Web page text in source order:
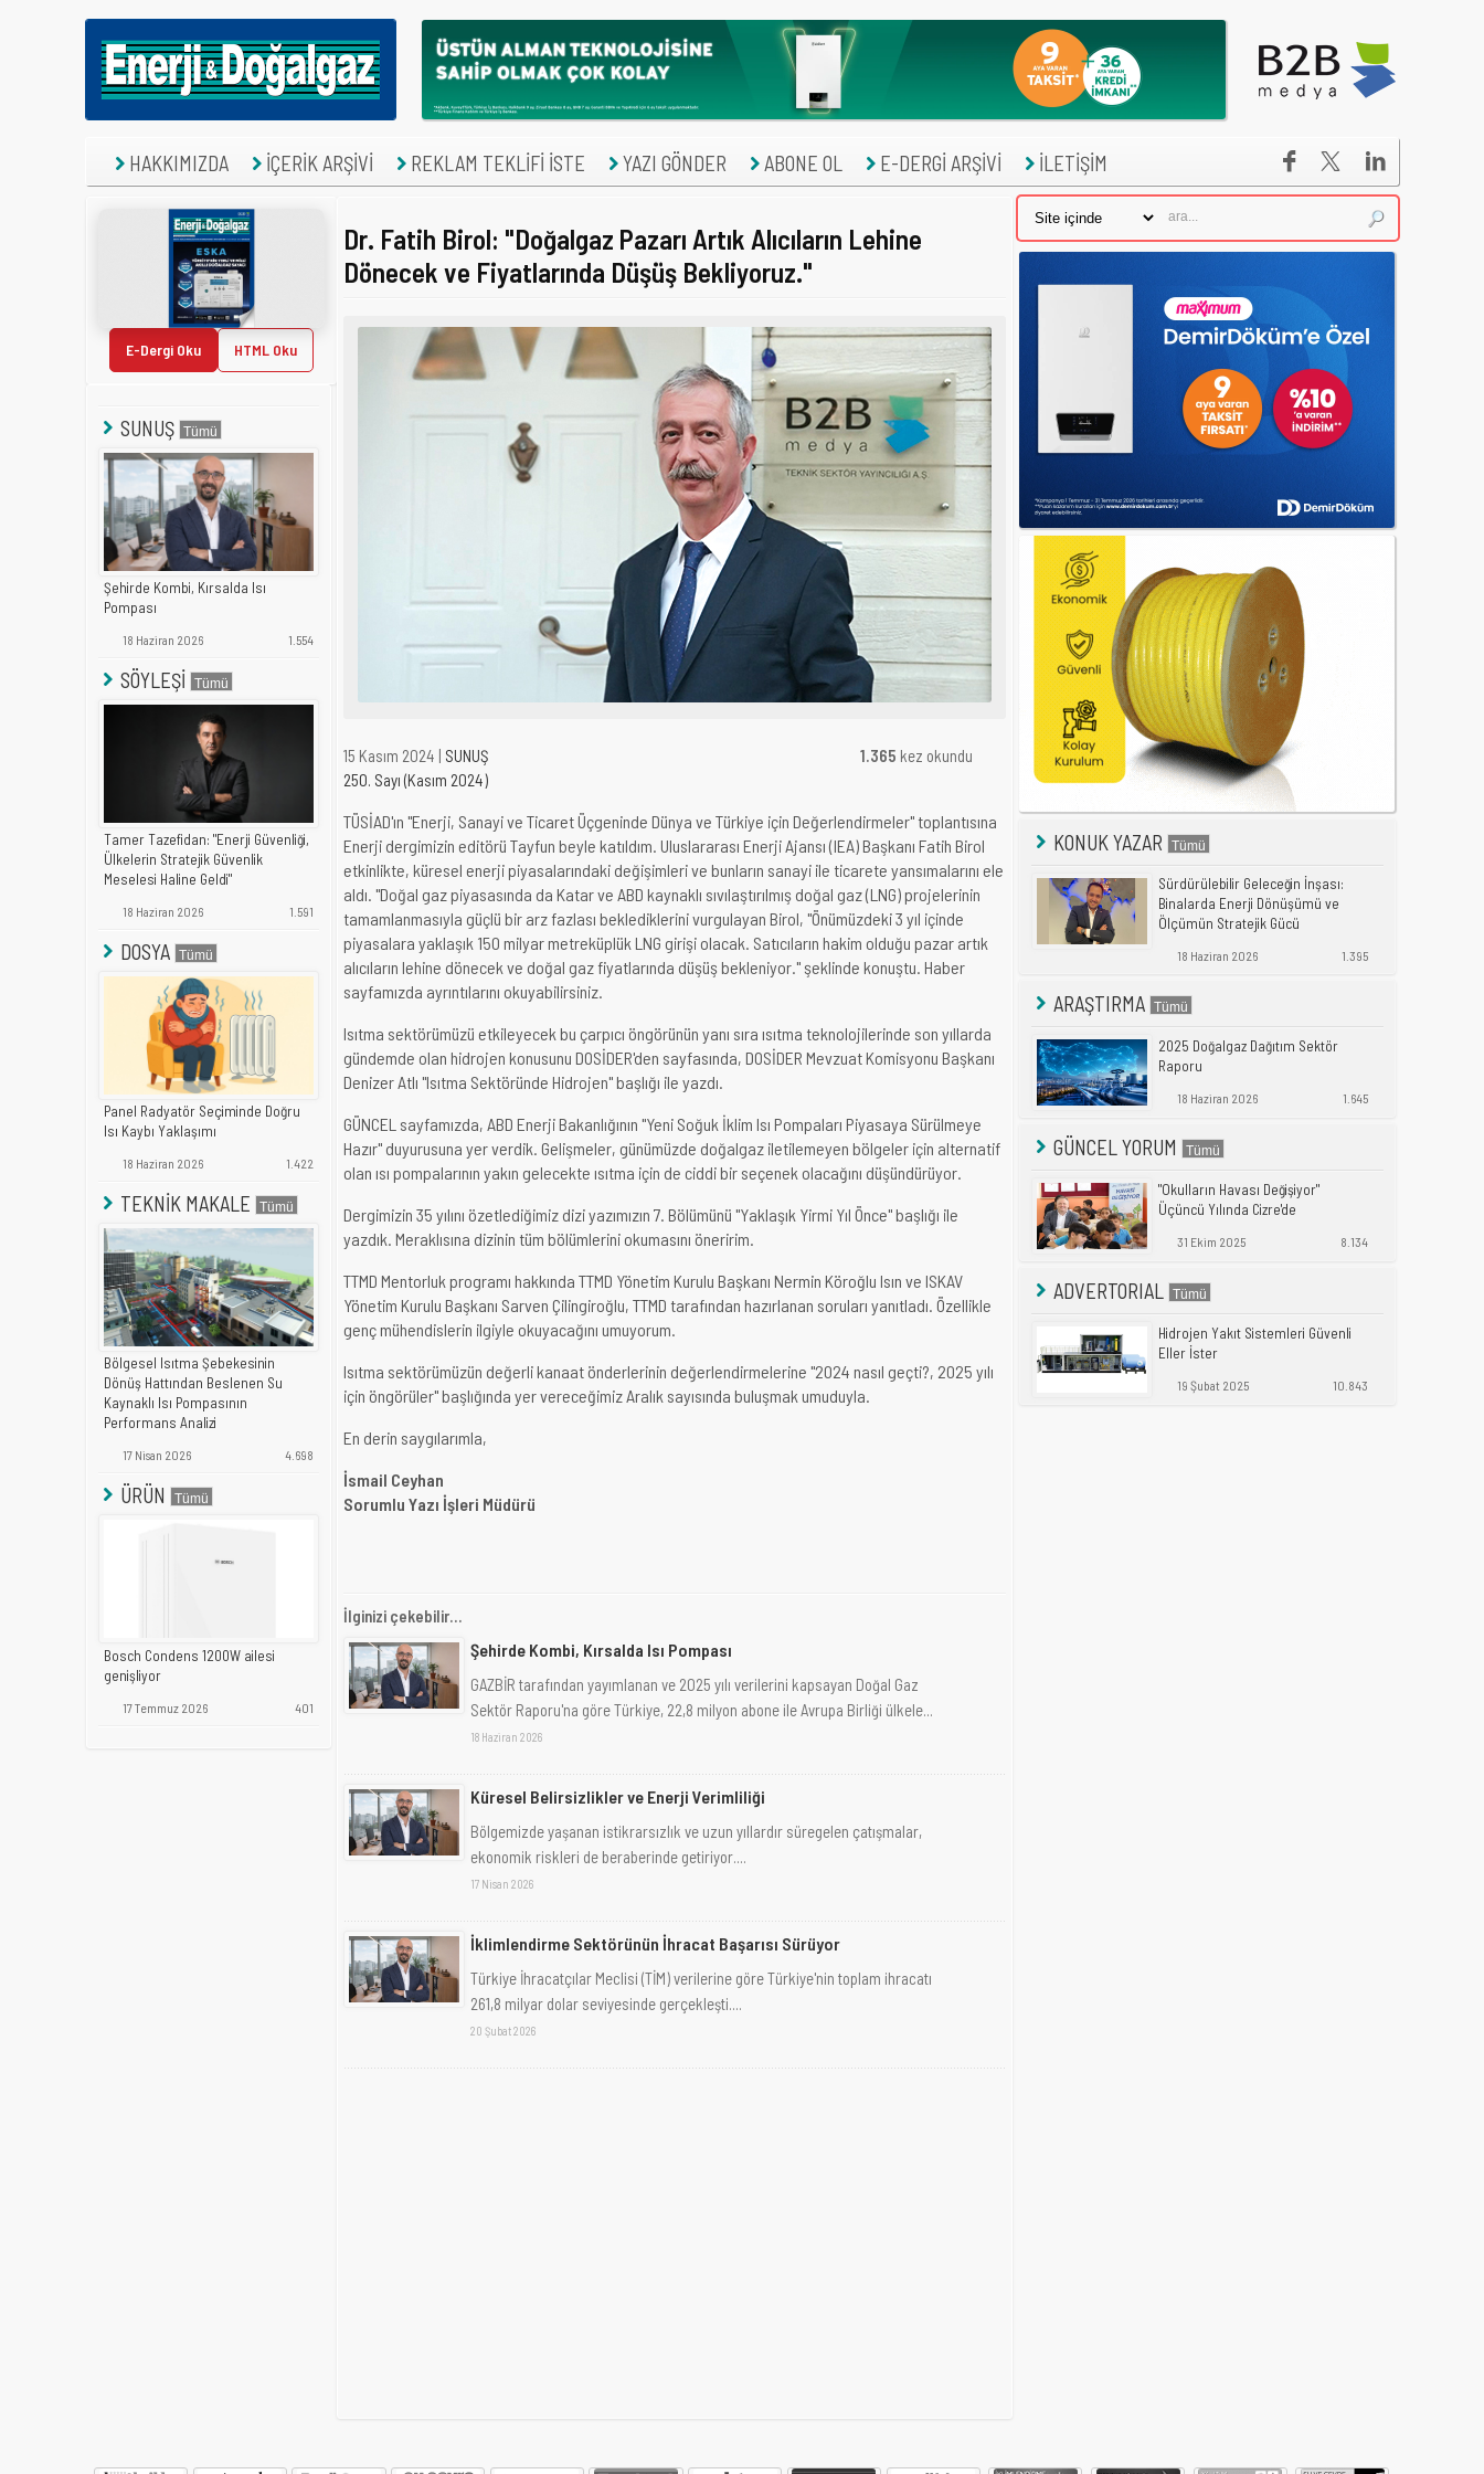
HAKKIMIZDA İÇERİK ARŞİVİ REKLAM TEKLİFİ İSTE YAZI GÖNDER ABONE OL E-DERGİ ARŞİVİ İLETİŞİM 

E-Dergi Oku HTML Oku
SUNUŞ
Şehirde Kombi, Kırsalda Isı
Pompası
18 Haziran 2026 1.554
SÖYLEŞİ
Tamer Tazefidan: "Enerji Güvenliği,
Ülkelerin Stratejik Güvenlik
Meselesi Haline Geldi"
18 Haziran 2026 1.591
DOSYA
Panel Radyatör Seçiminde Doğru
Isı Kaybı Yaklaşımı
18 Haziran 2026 1.422
TEKNİK MAKALE
Bölgesel Isıtma Şebekesinin
Dönüş Hattından Beslenen Su
Kaynaklı Isı Pompasının
Performans Analizi
17 Nisan 2026 4.698
ÜRÜN
Bosch Condens 1200W ailesi
genişliyor
17 Temmuz 2026 401
Dr. Fatih Birol: "Doğalgaz Pazarı Artık Alıcıların Lehine
Dönecek ve Fiyatlarında Düşüş Bekliyoruz."
15 Kasım 2024 | SUNUŞ
250. Sayı (Kasım 2024)
1.365 kez okundu
TÜSİAD'ın "Enerji, Sanayi ve Ticaret Üçgeninde Dünya ve Türkiye için Değerlendirmeler" toplantısına
Enerji dergimizin editörü Tayfun beyle katıldım. Uluslararası Enerji Ajansı (IEA) Başkanı Fatih Birol
etkinlikte, küresel enerji piyasalarındaki değişimleri ve bunların sanayi ile ticarete yansımalarını ele
aldı. "Doğal gaz piyasasında da Katar ve ABD kaynaklı sıvılaştırılmış doğal gaz (LNG) projelerinin
tamamlanmasıyla güçlü bir arz fazlası beklediklerini vurgulayan Birol, "Önümüzdeki 3 yıl içinde
piyasalara yaklaşık 150 milyar metreküplük LNG girişi olacak. Satıcıların hakim olduğu pazar artık
alıcıların lehine dönecek ve doğal gaz fiyatlarında düşüş bekleniyor." şeklinde konuştu. Haber
sayfamızda ayrıntılarını okuyabilirsiniz.
Isıtma sektörümüzü etkileyecek bu çarpıcı öngörünün yanı sıra ısıtma teknolojilerinde son yıllarda
gündemde olan hidrojen konusunu DOSİDER'den sayfasında, DOSİDER Mevzuat Komisyonu Başkanı
Denizer Atlı "Isıtma Sektöründe Hidrojen" başlığı ile yazdı.
GÜNCEL sayfamızda, ABD Enerji Bakanlığının "Yeni Soğuk İklim Isı Pompaları Piyasaya Sürülmeye
Hazır" duyurusuna yer verdik. Gelişmeler, günümüzde doğalgaz iletilemeyen bölgeler için alternatif
olan ısı pompalarının yakın gelecekte ısıtma için de ciddi bir seçenek olacağını düşündürüyor.
Dergimizin 35 yılını özetlediğimiz dizi yazımızın 7. Bölümünü "Yaklaşık Yirmi Yıl Önce" başlığı ile
yazdık. Meraklısına dizinin tüm bölümlerini okumasını öneririm.
TTMD Mentorluk programı hakkında TTMD Yönetim Kurulu Başkanı Nermin Köroğlu Isın ve ISKAV
Yönetim Kurulu Başkanı Sarven Çilingiroğlu, TTMD tarafından hazırlanan soruları yanıtladı. Özellikle
genç mühendislerin ilgiyle okuyacağını umuyorum.
Isıtma sektörümüzün değerli kanaat önderlerinin değerlendirmelerine "2024 nasıl geçti?, 2025 yılı
için öngörüler" başlığında yer vereceğimiz Aralık sayısında buluşmak umuduyla.
En derin saygılarımla,
İsmail Ceyhan
Sorumlu Yazı İşleri Müdürü
İlginizi çekebilir...
Şehirde Kombi, Kırsalda Isı Pompası
GAZBİR tarafından yayımlanan ve 2025 yılı verilerini kapsayan Doğal Gaz
Sektör Raporu'na göre Türkiye, 22,8 milyon abone ile Avrupa Birliği ülkele...
18 Haziran 2026
Küresel Belirsizlikler ve Enerji Verimliliği
Bölgemizde yaşanan istikrarsızlık ve uzun yıllardır süregelen çatışmalar,
ekonomik riskleri de beraberinde getiriyor....
17 Nisan 2026
İklimlendirme Sektörünün İhracat Başarısı Sürüyor
Türkiye İhracatçılar Meclisi (TİM) verilerine göre Türkiye'nin toplam ihracatı
261,8 milyar dolar seviyesinde gerçekleşti....
20 Şubat 2026
KONUK YAZAR
Sürdürülebilir Geleceğin İnşası:
Binalarda Enerji Dönüşümü ve
Ölçümün Stratejik Gücü
18 Haziran 2026 1.395
ARAŞTIRMA
2025 Doğalgaz Dağıtım Sektör
Raporu
18 Haziran 2026 1.645
GÜNCEL YORUM
"Okulların Havası Değişiyor"
Üçüncü Yılında Cizre'de
31 Ekim 2025 8.134
ADVERTORIAL
Hidrojen Yakıt Sistemleri Güvenli
Eller İster
19 Şubat 2025 10.843